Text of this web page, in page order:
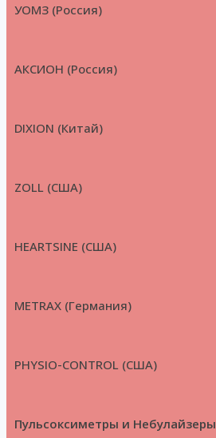
УОМЗ (Россия)
АКСИОН (Россия)
DIXION (Китай)
ZOLL (США)
HEARTSINE (США)
METRAX (Германия)
PHYSIO-CONTROL (США)
Пульсоксиметры и Небулайзеры